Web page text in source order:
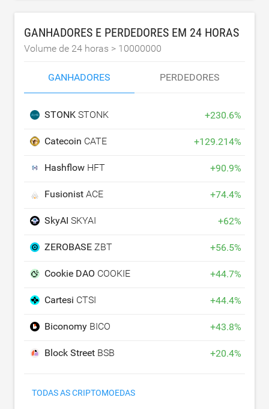
GANHADORES E PERDEDORES EM 24 HORAS
Volume de 24 horas > 10000000
GANHADORES PERDEDORES
STONK STONK +230.6%
Catecoin CATE +129.214%
Hashflow HFT +90.9%
Fusionist ACE +74.4%
SkyAI SKYAI +62%
ZEROBASE ZBT +56.5%
Cookie DAO COOKIE +44.7%
Cartesi CTSI +44.4%
Biconomy BICO +43.8%
Block Street BSB +20.4%
TODAS AS CRIPTOMOEDAS